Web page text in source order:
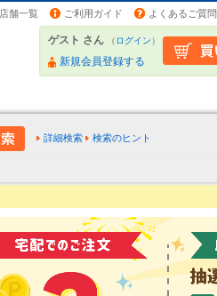
店舗一覧 ご利用ガイド よくあるご質問
ゲスト さん （ログイン）
新規会員登録する
詳細検索 検索のヒント